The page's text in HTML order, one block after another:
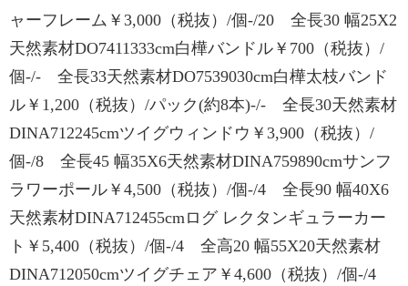
ャーフレーム￥3,000（税抜）/個-/20 全長30 幅25X2
天然素材DO7411333cm白樺バンドル￥700（税抜）/
個-/- 全長33天然素材DO7539030cm白樺太枝バンド
ル￥1,200（税抜）/パック(約8本)-/- 全長30天然素材
DINA712245cmツイグウィンドウ￥3,900（税抜）/
個-/8 全長45 幅35X6天然素材DINA759890cmサンフ
ラワーポール￥4,500（税抜）/個-/4 全長90 幅40X6
天然素材DINA712455cmログ レクタンギュラーカー
ト￥5,400（税抜）/個-/4 全高20 幅55X20天然素材
DINA712050cmツイグチェア￥4,600（税抜）/個-/4